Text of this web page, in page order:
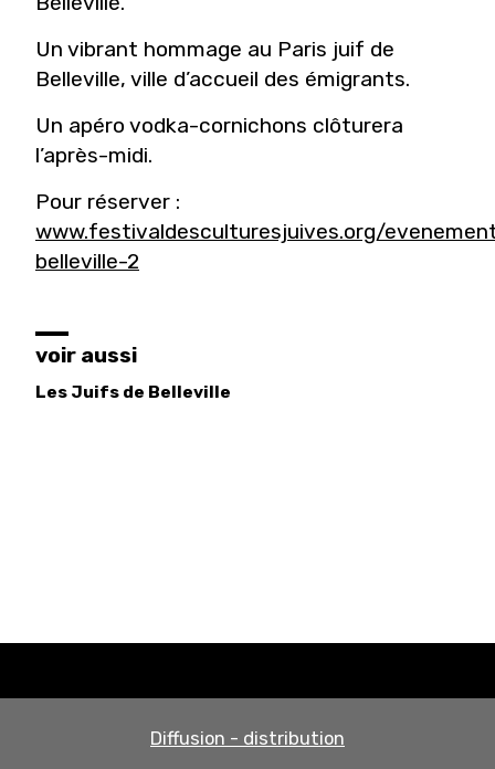
Un vibrant hommage au Paris juif de
Belleville, ville d’accueil des émigrants.
Un apéro vodka-cornichons clôturera
l’après-midi.
Pour réserver :
www.festivaldesculturesjuives.org/
belleville-2
voir aussi
Les Juifs de Belleville
Diffusion - distribution